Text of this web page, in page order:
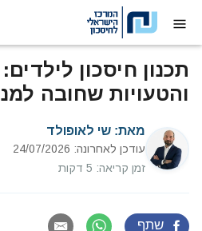
דלג לתוכן
תכנון חיסכון
והטעויות שחובה
מאת: שי לאופולד
עודכן לאחרונה: 24/07/2026
זמן קריאה: 5 דקות
שתף